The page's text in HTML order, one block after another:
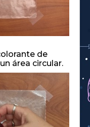
de
área circular.